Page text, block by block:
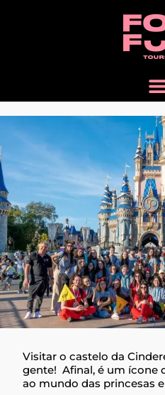
Visitar o castelo da
gente! Afinal, é um ícone
ao mundo das princesas